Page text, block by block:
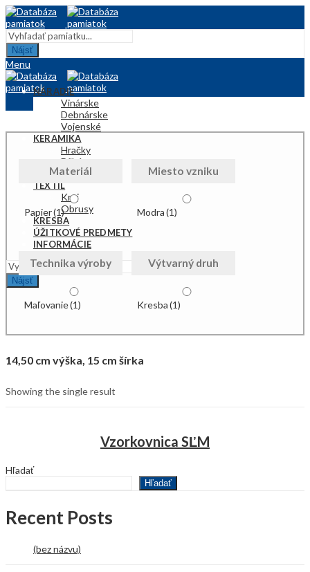
Nájsť
Menu
NÁRADIE
Vinárske
Debnárske
Vojenské
KERAMIKA
Hračky
Džbány
Plastiky
TEXTIL
Kroj
Obrusy
KRESBA
ÚŽITKOVÉ PREDMETY
INFORMÁCIE
Nájsť
Materiál
Papier(1)
Miesto vzniku
Modra(1)
Technika výroby
Maľovanie(1)
Výtvarný druh
Kresba(1)
14,50 cm výška, 15 cm šírka
Showing the single result
Vzorkovnica SĽM
Hľadať
Hľadať
Recent Posts
(bez názvu)